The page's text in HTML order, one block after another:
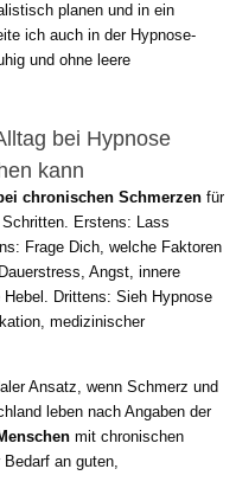
planen und in ein
ich auch in der Hypnose-
und ohne leere
bei Hypnose
kann
chronischen Schmerzen für
Erstens: Lass
Frage Dich, welche Faktoren
Angst, innere
Drittens: Sieh Hypnose
medizinischer
Ansatz, wenn Schmerz und
leben nach Angaben der
mit chronischen
an guten,